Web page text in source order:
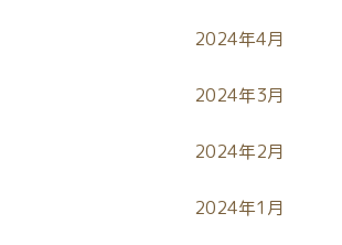
2024年4月
2024年3月
2024年2月
2024年1月